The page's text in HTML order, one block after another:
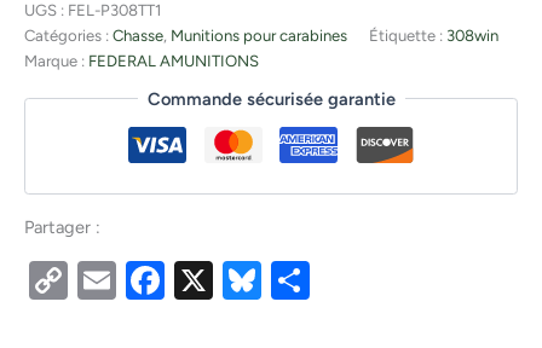
UGS : FEL-P308TT1
Catégories : Chasse, Munitions pour carabines Étiquette : 308win
Marque : FEDERAL AMUNITIONS
Commande sécurisée garantie
Partager :
CopyEmailFacebook
X Bluesky